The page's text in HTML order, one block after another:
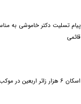
پیام تسلیت دکتر خاموشی به
قائمی
اسکان ۶ هزار زائر اربعین در موکب امام رضا(ع)